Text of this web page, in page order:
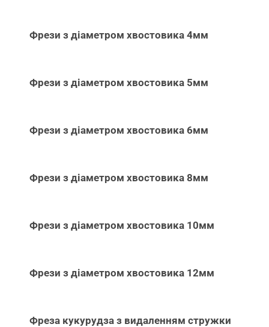
Фрези з діаметром хвостовика 4мм
Фрези з діаметром хвостовика 5мм
Фрези з діаметром хвостовика 6мм
Фрези з діаметром хвостовика 8мм
Фрези з діаметром хвостовика 10мм
Фрези з діаметром хвостовика 12мм
Фреза кукурудза з видаленням стружки